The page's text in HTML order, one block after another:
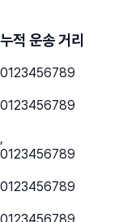
누적 운송 거리
0123456789
0123456789
,
0123456789
0123456789